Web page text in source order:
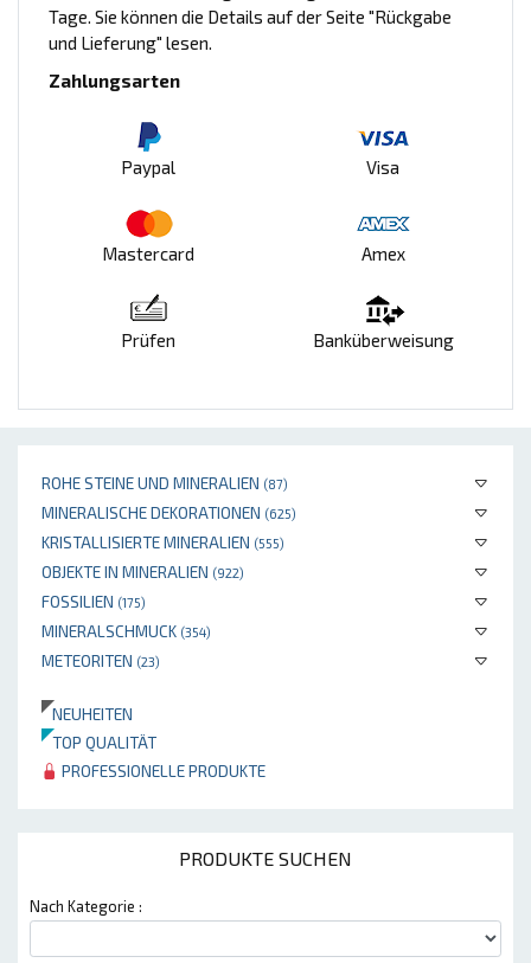
ROHE STEINE UND MINERALIEN (87)
MINERALISCHE DEKORATIONEN (625)
KRISTALLISIERTE MINERALIEN (555)
OBJEKTE IN MINERALIEN (922)
FOSSILIEN (175)
MINERALSCHMUCK (354)
METEORITEN (23)
NEUHEITEN
TOP QUALITÄT
PROFESSIONELLE PRODUKTE
PRODUKTE SUCHEN
Nach Kategorie :
Tage. Sie können die Details auf der Seite "Rückgabe
und Lieferung" lesen.
Zahlungsarten
Paypal Visa
Mastercard Amex
Prüfen Banküberweisung